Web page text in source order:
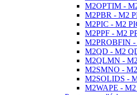
M2OPTIM -
M2PBR - M2
M2PIC - M2
M2PPF - M2
M2PROBFIN -
M2QD - M2
M2QLMN - M2
M2SMNO - M2
M2SOLIDS -
M2WAPE - M2